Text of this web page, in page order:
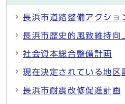
長浜市道路整備アクショ
長浜市歴史的風致維持向
社会資本総合整備計画
現在決定されている地区
長浜市耐震改修促進計画